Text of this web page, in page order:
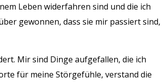
Leben widerfahren sind und die ich
gewonnen, dass sie mir passiert sind,
Mir sind Dinge aufgefallen, die ich
für meine Störgefühle, verstand die